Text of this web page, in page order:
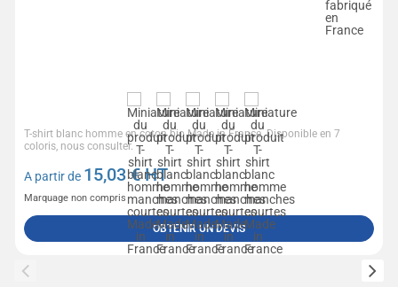
T-shirt blanc homme en coton bio Made in France. Disponible en 7
coloris, nous consulter.
A partir de 15,03€ HT
Marquage non compris
OBTENIR UN DEVIS